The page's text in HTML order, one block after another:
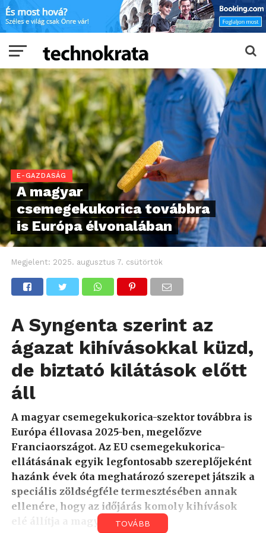
E-GAZDASÁG
A magyar
csemegekukorica továbbra
is Európa élvonalában
Megjelent: 2025. augusztus 7. csütörtök
A Syngenta szerint az
ágazat kihívásokkal küzd,
de biztató kilátások előtt
áll
A magyar csemegekukorica-szektor továbbra is
Európa éllovasa 2025-ben, megelőzve
Franciaországot. Az EU csemegekukorica-
ellátásának egyik legfontosabb szereplőjeként
hazánk évek óta meghatározó szerepet játszik a
speciális zöldségféle termesztésében annak
ellenére, hogy az időjárás komoly kihívások
elé állítja a magyar gazdákat.
TOVÁBB